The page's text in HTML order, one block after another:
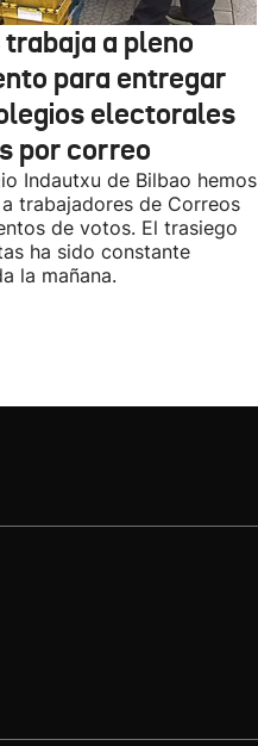
a pleno
para entregar
electorales
por correo
Indautxu de Bilbao hemos
trabajadores de Correos
de votos. El trasiego
ha sido constante
la mañana.